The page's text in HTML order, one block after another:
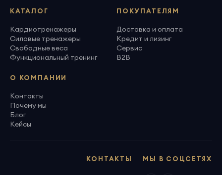
КАТАЛОГ
Кардиотренажеры
Силовые тренажеры
Свободные веса
Функциональный тренинг
ПОКУПАТЕЛЯМ
Доставка и оплата
Кредит и лизинг
Сервис
B2B
О КОМПАНИИ
Контакты
Почему мы
Блог
Кейсы
МЫ В СОЦСЕТЯХ
КОНТАКТЫ